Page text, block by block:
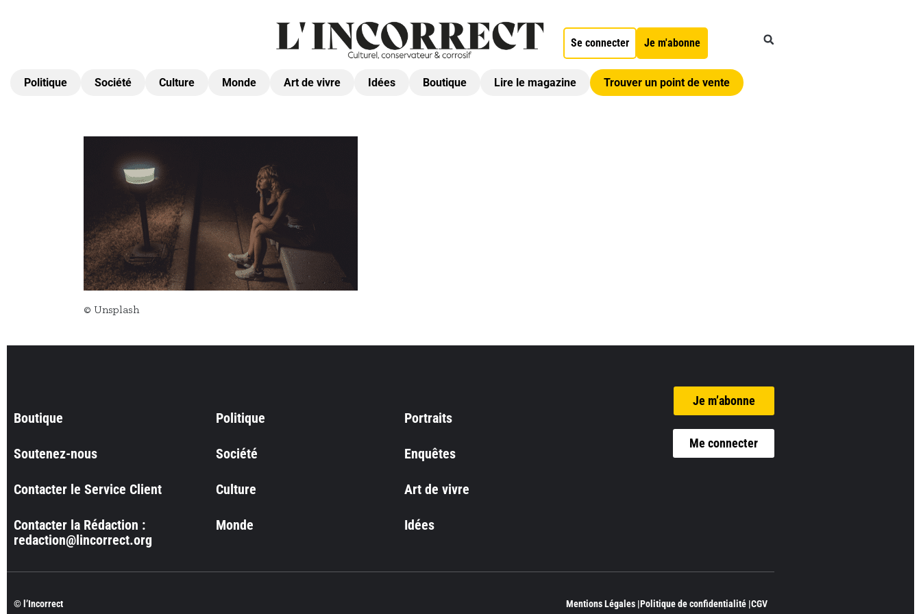
Se connecter Je m'abonne
Politique Société Culture Monde Art de vivre Idées Boutique Lire le magazine Trouver un point de vente
© Unsplash
Boutique
Soutenez-nous
Contacter le Service Client
Contacter la Rédaction :
redaction@lincorrect.org
Politique
Société
Culture
Monde
Portraits
Enquêtes
Art de vivre
Idées
Je m’abonne
Me connecter
© l’Incorrect Mentions Légales |Politique de confidentialité |CGV